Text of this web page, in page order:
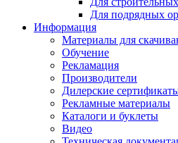
Для подрядных
Информация
Материалы для
Обучение
Рекламация
Производители
Дилерские
Рекламные материалы
Каталоги и буклеты
Видео